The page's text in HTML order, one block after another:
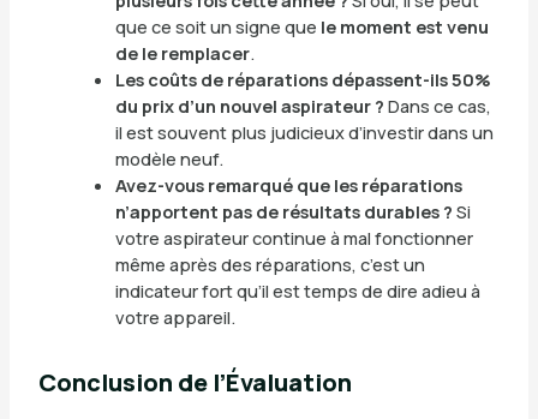
que ce soit un signe que le moment est venu
de le remplacer.
Les coûts de réparations dépassent-ils 50%
du prix d’un nouvel aspirateur ? Dans ce cas,
il est souvent plus judicieux d’investir dans un
modèle neuf.
Avez-vous remarqué que les réparations
n’apportent pas de résultats durables ? Si
votre aspirateur continue à mal fonctionner
même après des réparations, c’est un
indicateur fort qu’il est temps de dire adieu à
votre appareil.
Conclusion de l’Évaluation